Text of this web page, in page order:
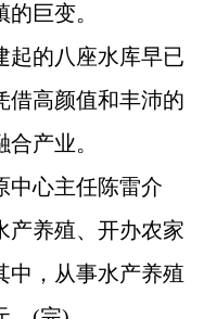
巨变。
的八座水库早已
借高颜值和丰沛的
产业。
心主任陈雷介
产养殖、开办农家
中，从事水产养殖